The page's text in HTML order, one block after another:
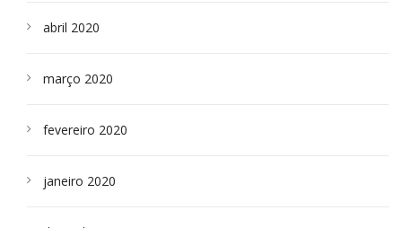
abril 2020
março 2020
fevereiro 2020
janeiro 2020